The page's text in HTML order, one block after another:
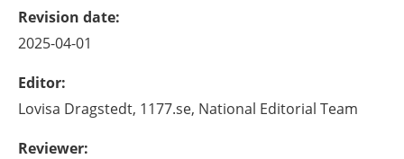
Revision date:
2025-04-01
Editor:
Lovisa Dragstedt, 1177.se, National Editorial Team
Reviewer: